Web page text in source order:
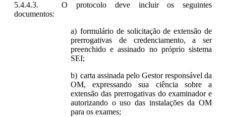
O protocolo deve incluir os seguintes
documentos:
formulário de solicitação de extensão de
prerrogativas de credenciamento, a ser
preenchido e assinado no próprio sistema
SEI;
carta assinada pelo Gestor responsável da
OM, expressando sua ciência sobre a
extensão das prerrogativas do examinador e
autorizando o uso das instalações da OM
para os exames;